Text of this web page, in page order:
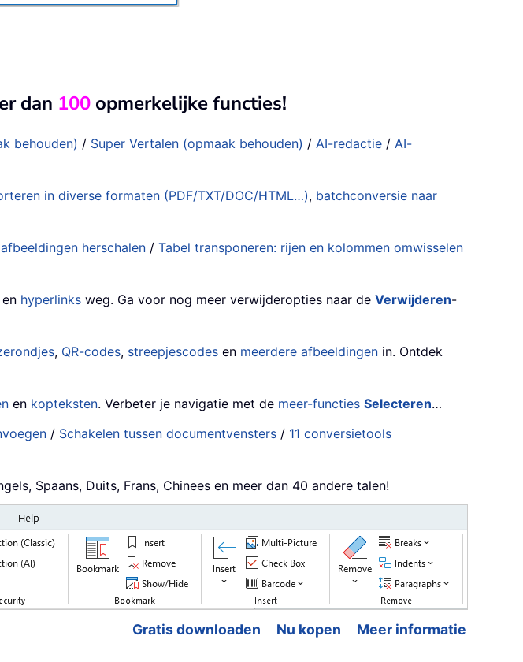
dan 100 opmerkelijke functies!
behouden) / Super Vertalen (opmaak behouden) / AI-redactie / AI-
in diverse formaten (PDF/TXT/DOC/HTML…), batchconversie naar
herschalen / Tabel transponeren: rijen en kolommen omwisselen
en hyperlinks weg. Ga voor nog meer verwijderopties naar de Verwijderen-
, QR-codes, streepjescodes en meerdere afbeeldingen in. Ontdek
en kopteksten. Verbeter je navigatie met de meer-functies Selecteren…
/ Schakelen tussen documentvensters / 11 conversietools
Spaans, Duits, Frans, Chinees en meer dan 40 andere talen!
Gratis downloaden Nu kopen Meer informatie